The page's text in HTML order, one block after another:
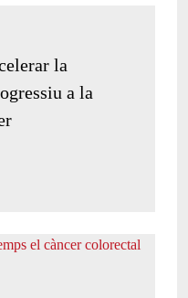
la
a la